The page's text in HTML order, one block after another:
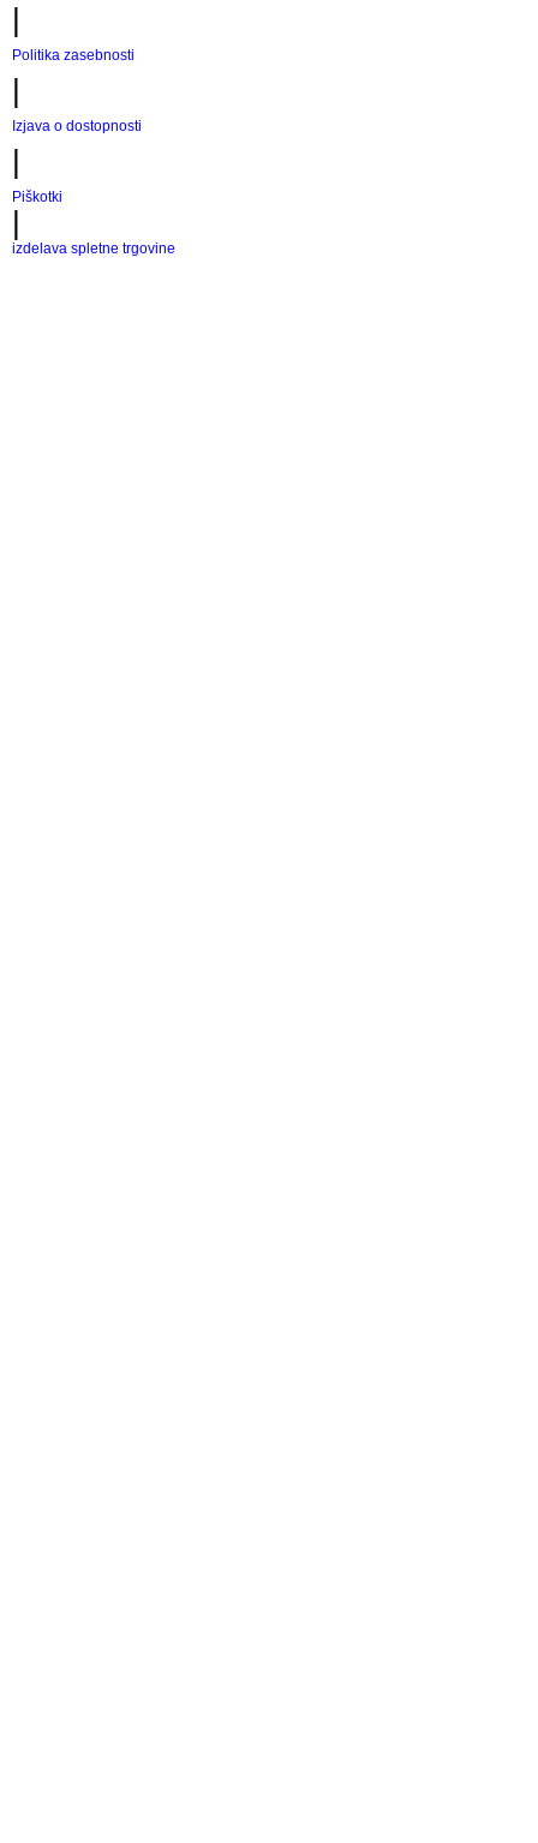
|
Politika zasebnosti
|
Izjava o dostopnosti
|
Piškotki
|
izdelava spletne trgovine